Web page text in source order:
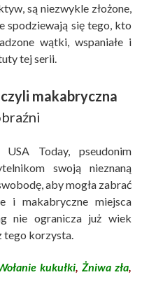
są niezwykle złożone,
spodziewają się tego, kto
wątki, wspaniałe i
tej serii.
czyli makabryczna
Today, pseudonim
swoją nieznaną
aby mogła zabrać
i makabryczne miejsca
nie ogranicza już wiek
tego korzysta.
kukułki, Żniwa zła,